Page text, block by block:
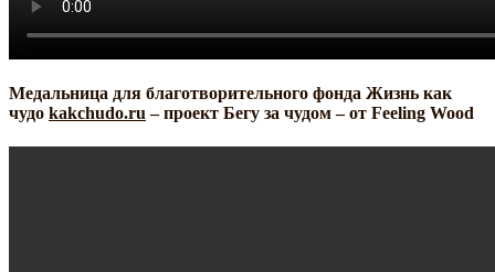
Медальница для благотворительного фонда Жизнь как
чудо kakchudo.ru – проект Бегу за чудом – от Feeling Wood